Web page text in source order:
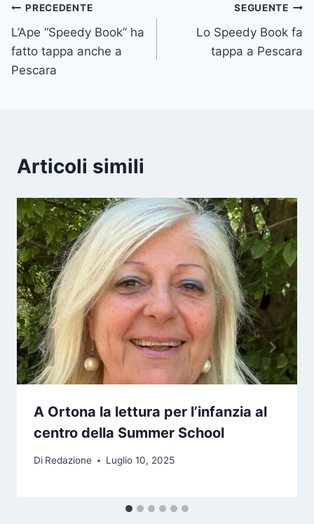
Navigazione
articoli
PRECEDENTE
L’Ape “Speedy Book” ha
fatto tappa anche a
Pescara
SEGUENTE
Lo Speedy Book fa
tappa a Pescara
Articoli simili
A Ortona la lettura per l’infanzia al
centro della Summer School
Di Redazione Luglio 10, 2025